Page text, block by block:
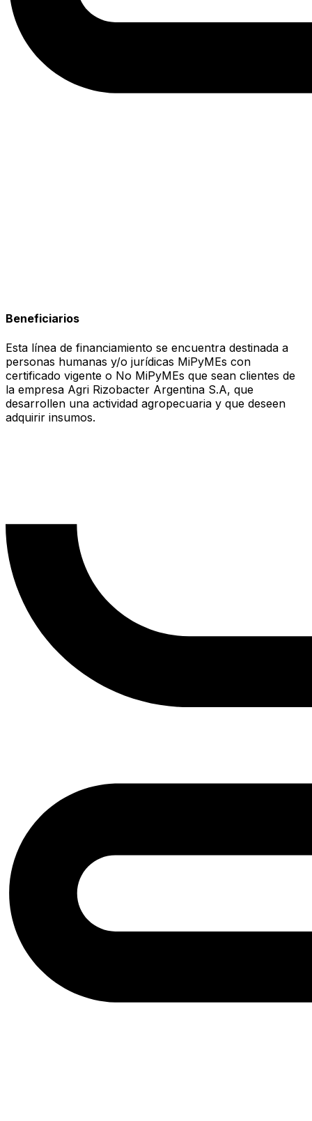
Beneficiarios
Esta línea de financiamiento se encuentra destinada a
personas humanas y/o jurídicas MiPyMEs con
certificado vigente o No MiPyMEs que sean clientes de
la empresa Agri Rizobacter Argentina S.A, que
desarrollen una actividad agropecuaria y que deseen
adquirir insumos.